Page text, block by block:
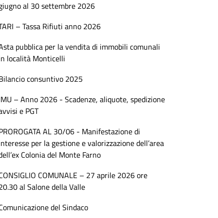
al 30 settembre 2026
– Tassa Rifiuti anno 2026
pubblica per la vendita di immobili comunali
località Monticelli
consuntivo 2025
– Anno 2026 - Scadenze, aliquote, spedizione
e PGT
AL 30/06 - Manifestazione di
per la gestione e valorizzazione dell’area
Colonia del Monte Farno
COMUNALE – 27 aprile 2026 ore
al Salone della Valle
del Sindaco